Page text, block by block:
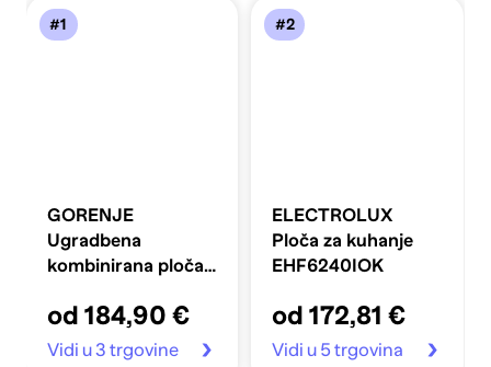
#1
GORENJE
Ugradbena
kombinirana ploča
od 184,90 €
Vidi u 3 trgovine
#2
ELECTROLUX
Ploča za kuhanje
EHF6240IOK
od 172,81 €
Vidi u 5 trgovina